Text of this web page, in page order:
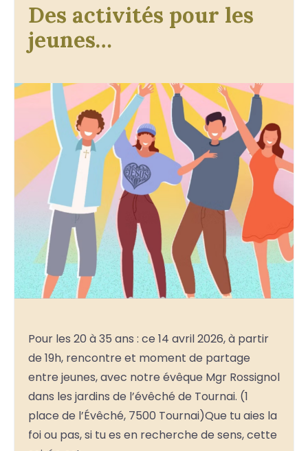
Des activités pour les
jeunes…
Pour les 20 à 35 ans : ce 14 avril 2026, à partir
de 19h, rencontre et moment de partage
entre jeunes, avec notre évêque Mgr Rossignol
dans les jardins de l’évêché de Tournai. (1
place de l’Évêché, 7500 Tournai)Que tu aies la
foi ou pas, si tu es en recherche de sens, cette